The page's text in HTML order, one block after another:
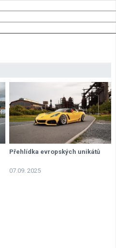
Přehlídka evropských unikátů
07.09. 2025